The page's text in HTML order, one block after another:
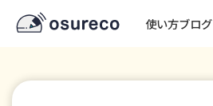
使い方ブログ